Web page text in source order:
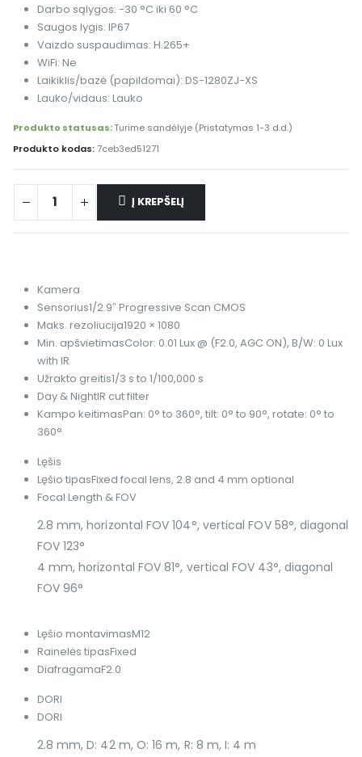
Darbo sąlygos: -30 °C iki 60 °C
Saugos lygis: IP67
Vaizdo suspaudimas: H.265+
WiFi: Ne
Laikiklis/bazė (papildomai): DS-1280ZJ-XS
Lauko/vidaus: Lauko
Produkto statusas:Turime sandėlyje (Pristatymas 1-3 d.d.)
Produkto kodas:7ceb3ed51271
Į KREPŠELĮ
Kamera
Sensorius1/2.9″ Progressive Scan CMOS
Maks. rezoliucija1920 × 1080
Min. apšvietimasColor: 0.01 Lux @ (F2.0, AGC ON), B/W: 0 Lux
with IR
Užrakto greitis1/3 s to 1/100,000 s
Day & NightIR cut filter
Kampo keitimasPan: 0° to 360°, tilt: 0° to 90°, rotate: 0° to
360°
Lęšis
Lęšio tipasFixed focal lens, 2.8 and 4 mm optional
Focal Length & FOV
2.8 mm, horizontal FOV 104°, vertical FOV 58°, diagonal
FOV 123°
4 mm, horizontal FOV 81°, vertical FOV 43°, diagonal
FOV 96°
Lęšio montavimasM12
Rainelės tipasFixed
DiafragamaF2.0
DORI
DORI
2.8 mm, D: 42 m, O: 16 m, R: 8 m, I: 4 m